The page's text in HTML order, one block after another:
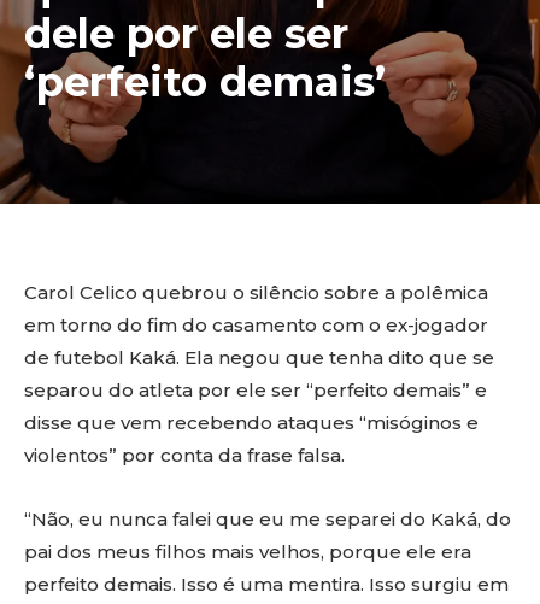
dele por ele ser
‘perfeito demais’
Carol Celico quebrou o silêncio sobre a polêmica
em torno do fim do casamento com o ex-jogador
de futebol Kaká. Ela negou que tenha dito que se
separou do atleta por ele ser “perfeito demais” e
disse que vem recebendo ataques “misóginos e
violentos” por conta da frase falsa.
“Não, eu nunca falei que eu me separei do Kaká, do
pai dos meus filhos mais velhos, porque ele era
perfeito demais. Isso é uma mentira. Isso surgiu em